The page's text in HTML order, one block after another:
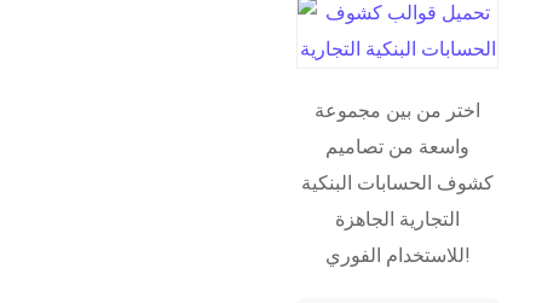
اختر من بين مجموعة
واسعة من تصاميم
كشوف الحسابات البنكية
التجارية الجاهزة
للاستخدام الفوري!